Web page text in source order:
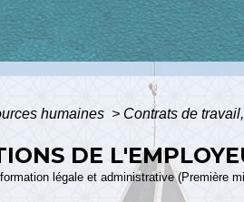
humaines > Contrats de
DE
légale et administrative (Première